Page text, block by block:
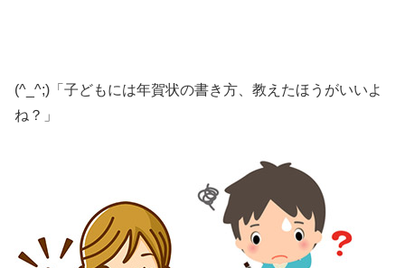
(^_^;)「子どもには年賀状の書き方、教えたほうがいいよ
ね？」